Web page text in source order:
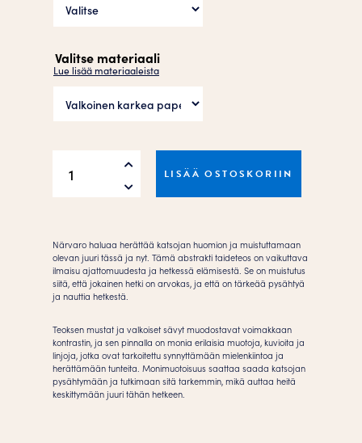
Valitse materiaali
Lue lisää materiaaleista
Juliste
LISÄÄ OSTOSKORIIN
Närvaro haluaa herättää katsojan huomion ja muistuttamaan
olevan juuri tässä ja nyt. Tämä abstrakti taideteos on vaikuttava
ilmaisu ajattomuudesta ja hetkessä elämisestä. Se on muistutus
siitä, että jokainen hetki on arvokas, ja että on tärkeää pysähtyä
ja nauttia hetkestä.
Teoksen mustat ja valkoiset sävyt muodostavat voimakkaan
kontrastin, ja sen pinnalla on monia erilaisia ​​muotoja, kuvioita ja
linjoja, jotka ovat tarkoitettu synnyttämään mielenkiintoa ja
herättämään tunteita. Monimuotoisuus saattaa saada katsojan
pysähtymään ja tutkimaan sitä tarkemmin, mikä auttaa heitä
keskittymään juuri tähän hetkeen.